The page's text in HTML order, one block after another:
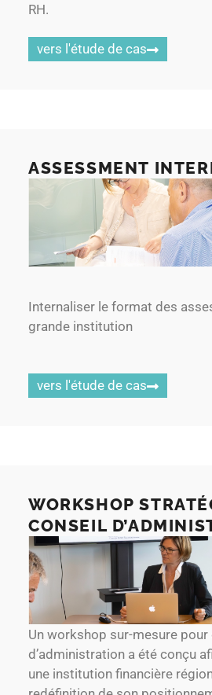
RH.
vers l'étude de cas
ASSESSMENT
Internaliser le format des
grande institution
vers l'étude de cas
WORKSHOP
CONSEIL
Un workshop sur-mesure pour
d’administration a été conçu
une institution financière